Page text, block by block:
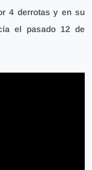
4 derrotas y en su
el pasado 12 de